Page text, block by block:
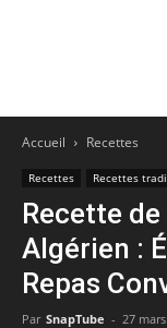
Accueil Recettes
Recettes Recettes
Recette
Algérien :
Repas
Par SnapTube - 27